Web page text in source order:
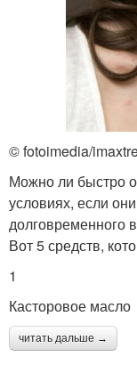
© fotoimedia/
Можно ли быстро
условиях, если
Вот 5 средств,
1
Касторовое масло
читать дальше →